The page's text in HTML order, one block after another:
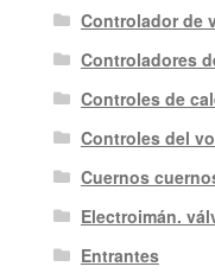
Controlador de
Controladores
Controles de
Controles del
Cuernos
Electroimán.
Entrantes